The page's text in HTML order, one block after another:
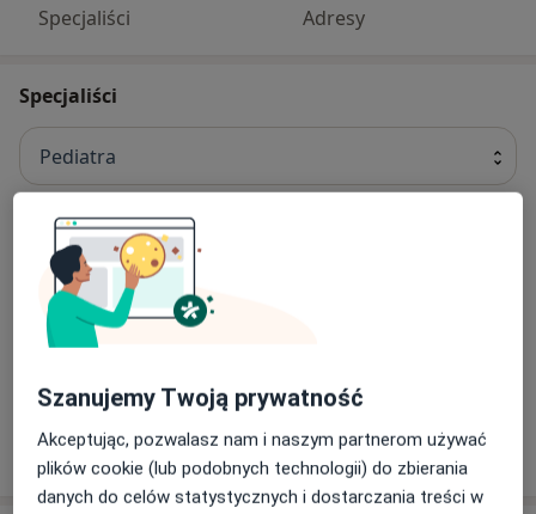
Specjaliści Adresy
Specjaliści
Pediatra
Alicja Gronowska
Pediatra, Pulmonolog
Danuta Zofia Grzegorczyk
Pediatra, Reumatolog
Szanujemy Twoją prywatność
Akceptując, pozwalasz nam i naszym partnerom używać
plików cookie (lub podobnych technologii) do zbierania
danych do celów statystycznych i dostarczania treści w